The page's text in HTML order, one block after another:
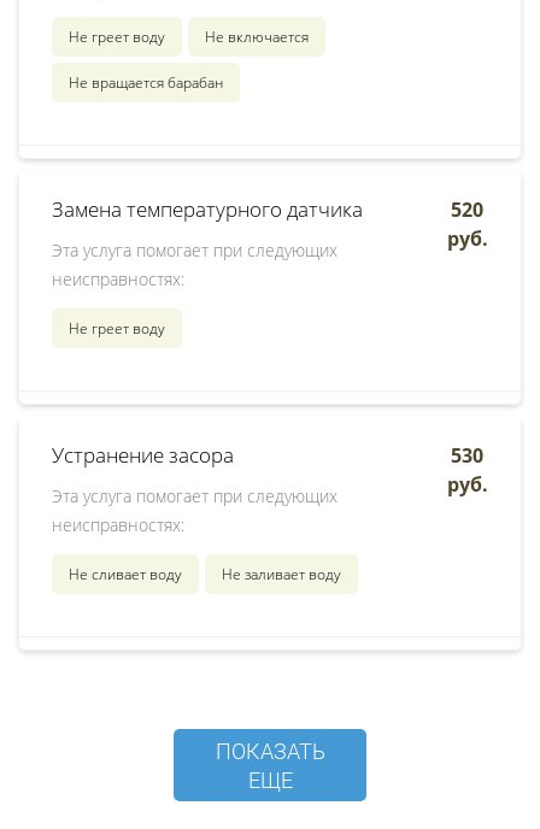
Не греет воду Не включается
Не вращается барабан
Замена температурного датчика
Эта услуга помогает при следующих
неисправностях:
Не греет воду
520
руб.
Устранение засора
Эта услуга помогает при следующих
неисправностях:
Не сливает воду Не заливает воду
530
руб.
ПОКАЗАТЬ
ЕЩЕ